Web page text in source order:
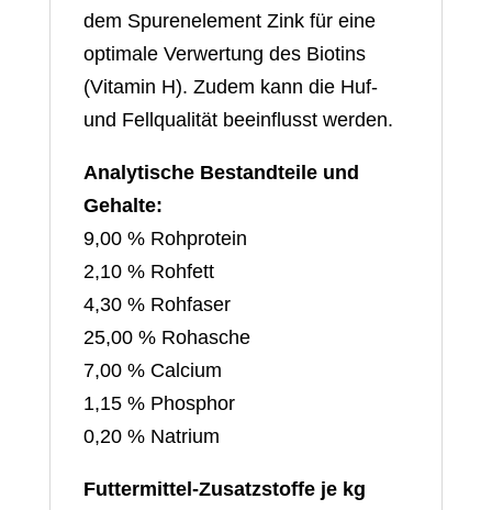
dem Spurenelement Zink für eine
optimale Verwertung des Biotins
(Vitamin H). Zudem kann die Huf-
und Fellqualität beeinflusst werden.
Analytische Bestandteile und
Gehalte:
9,00 % Rohprotein
2,10 % Rohfett
4,30 % Rohfaser
25,00 % Rohasche
7,00 % Calcium
1,15 % Phosphor
0,20 % Natrium
Futtermittel-Zusatzstoffe je kg